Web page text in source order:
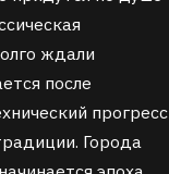
ждали
после
прогресс
Города